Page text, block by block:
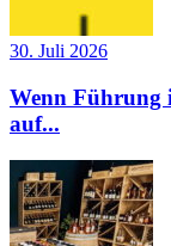
30. Juli 2026
Wenn Führung
auf...